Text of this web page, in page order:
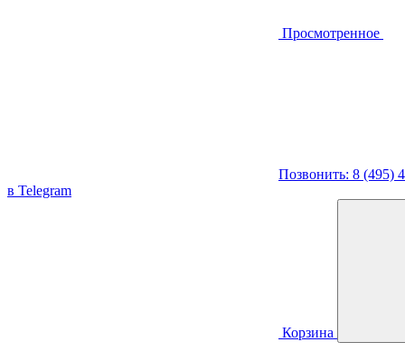
Просмотренное
Позвонить: 8 (495)
в Telegram
Корзина